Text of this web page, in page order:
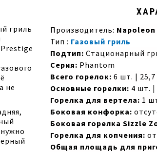
гриль
не
Производитель: Napoleon
Тип : Газовый гриль
Подтип: Стационарный
Серия: Phantom
Всего горелок: 6 шт. | 25,7
Основные горелки: 4 шт. |
Горелка для вертела: 1
Боковая конфорка:
Боковая горелка Sizzle
Горелка для копчения:
Общая площадь для